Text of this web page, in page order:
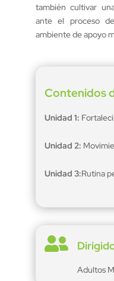
también cultivar
ante el proceso
ambiente de apoyo
Contenidos
Unidad 1:
Unidad 2:
Unidad 3:Rutina

Adultos